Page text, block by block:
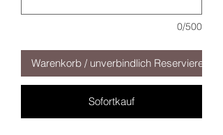
0/500
Warenkorb / unverbindlich Reservieren
Sofortkauf